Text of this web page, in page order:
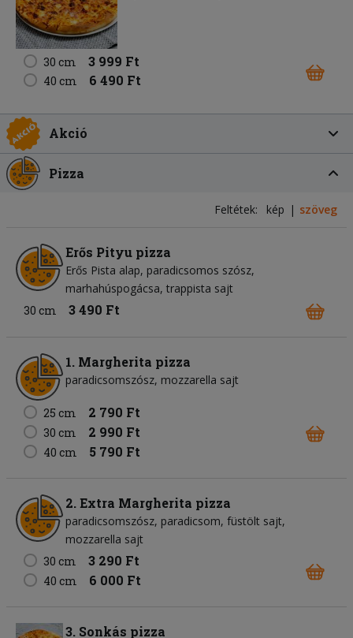
30 cm 3 999 Ft
40 cm 6 490 Ft
Akció
Pizza
Feltétek: kép szöveg
Erős Pityu pizza
Erős Pista alap paradicsomos szósz
marhahúspogácsa trappista sajt
30 cm
3 490 Ft
1. Margherita pizza
paradicsomszósz mozzarella sajt
25 cm 2 790 Ft
30 cm 2 990 Ft
40 cm 5 790 Ft
2. Extra Margherita pizza
paradicsomszósz paradicsom füstölt sajt
mozzarella sajt
30 cm
3 290 Ft
40 cm 6 000 Ft
3. Sonkás pizza